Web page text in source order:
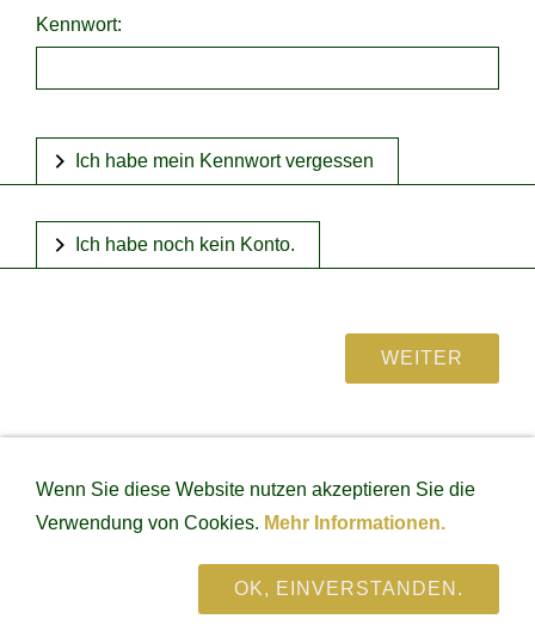
Kennwort:
Ich habe mein Kennwort vergessen
Ich habe noch kein Konto.
IMPRESSUM DATENSCHUTZ
VERSAND &
ZAHLUNGSARTEN
LIEFERZEITEN
WIDERRUFSRECHT
WIDERRUFSFORMULAR
RETOURE
WIDERRUF
Paul's exclusive horse equipment - Gottfried-Joos-Str.27 -
72285 Pfalzgrafenweiler
Email: service@pauls-horse.de Tel.: +49 (0)7445/858550
Wenn Sie diese Website nutzen akzeptieren Sie die
Verwendung von Cookies. Mehr Informationen.
OK, EINVERSTANDEN.